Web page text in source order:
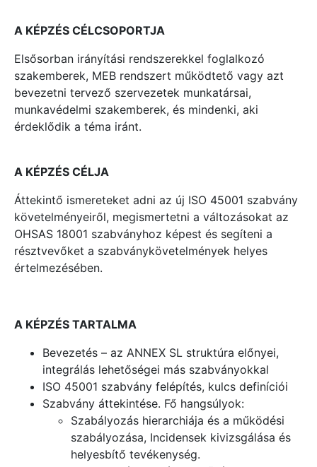
A KÉPZÉS CÉLCSOPORTJA
Elsősorban irányítási rendszerekkel foglalkozó
szakemberek, MEB rendszert működtető vagy azt
bevezetni tervező szervezetek munkatársai,
munkavédelmi szakemberek, és mindenki, aki
érdeklődik a téma iránt.
A KÉPZÉS CÉLJA
Áttekintő ismereteket adni az új ISO 45001 szabvány
követelményeiről, megismertetni a változásokat az
OHSAS 18001 szabványhoz képest és segíteni a
résztvevőket a szabványkövetelmények helyes
értelmezésében.
A KÉPZÉS TARTALMA
Bevezetés – az ANNEX SL struktúra előnyei,
integrálás lehetőségei más szabványokkal
ISO 45001 szabvány felépítés, kulcs definíciói
Szabvány áttekintése. Fő hangsúlyok:
Szabályozás hierarchiája és a működési
szabályozása, Incidensek kivizsgálása és
helyesbítő tevékenység.